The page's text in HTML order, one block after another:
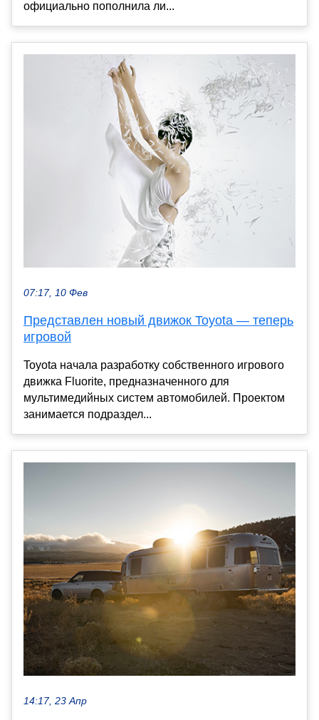
официально пополнила ли...
07:17, 10 Фев
Представлен новый движок Toyota — теперь
игровой
Toyota начала разработку собственного игрового
движка Fluorite, предназначенного для
мультимедийных систем автомобилей. Проектом
занимается подраздел...
14:17, 23 Апр